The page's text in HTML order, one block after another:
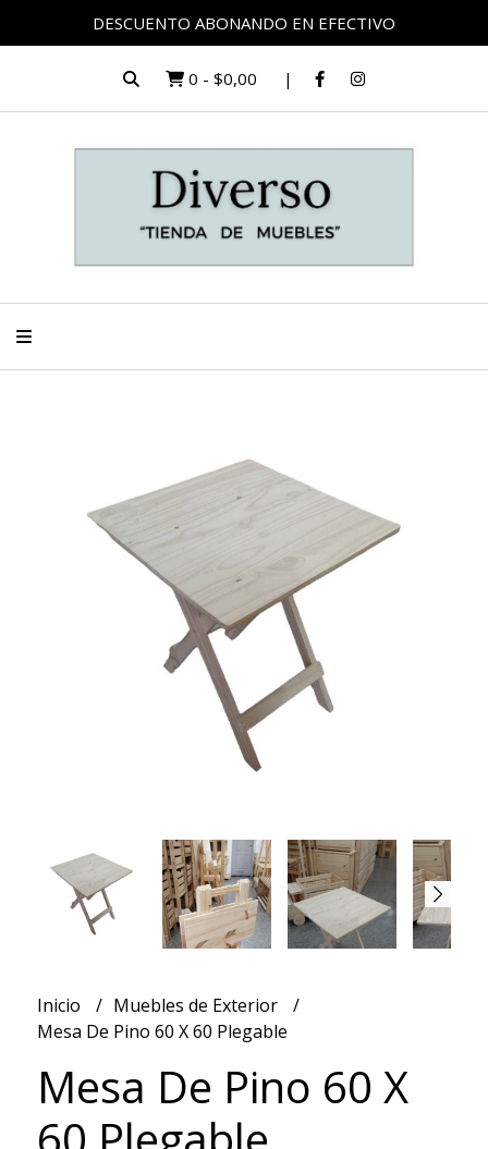
DESCUENTO ABONANDO EN EFECTIVO
0 - $0,00
Inicio
Muebles de Exterior
Mesa De Pino 60 X 60 Plegable
Mesa De Pino 60 X